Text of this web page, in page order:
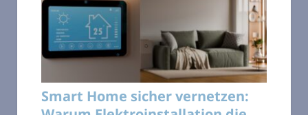
Smart Home sicher vernetzen: